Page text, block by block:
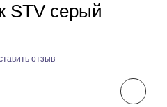
STV серый
отзыв